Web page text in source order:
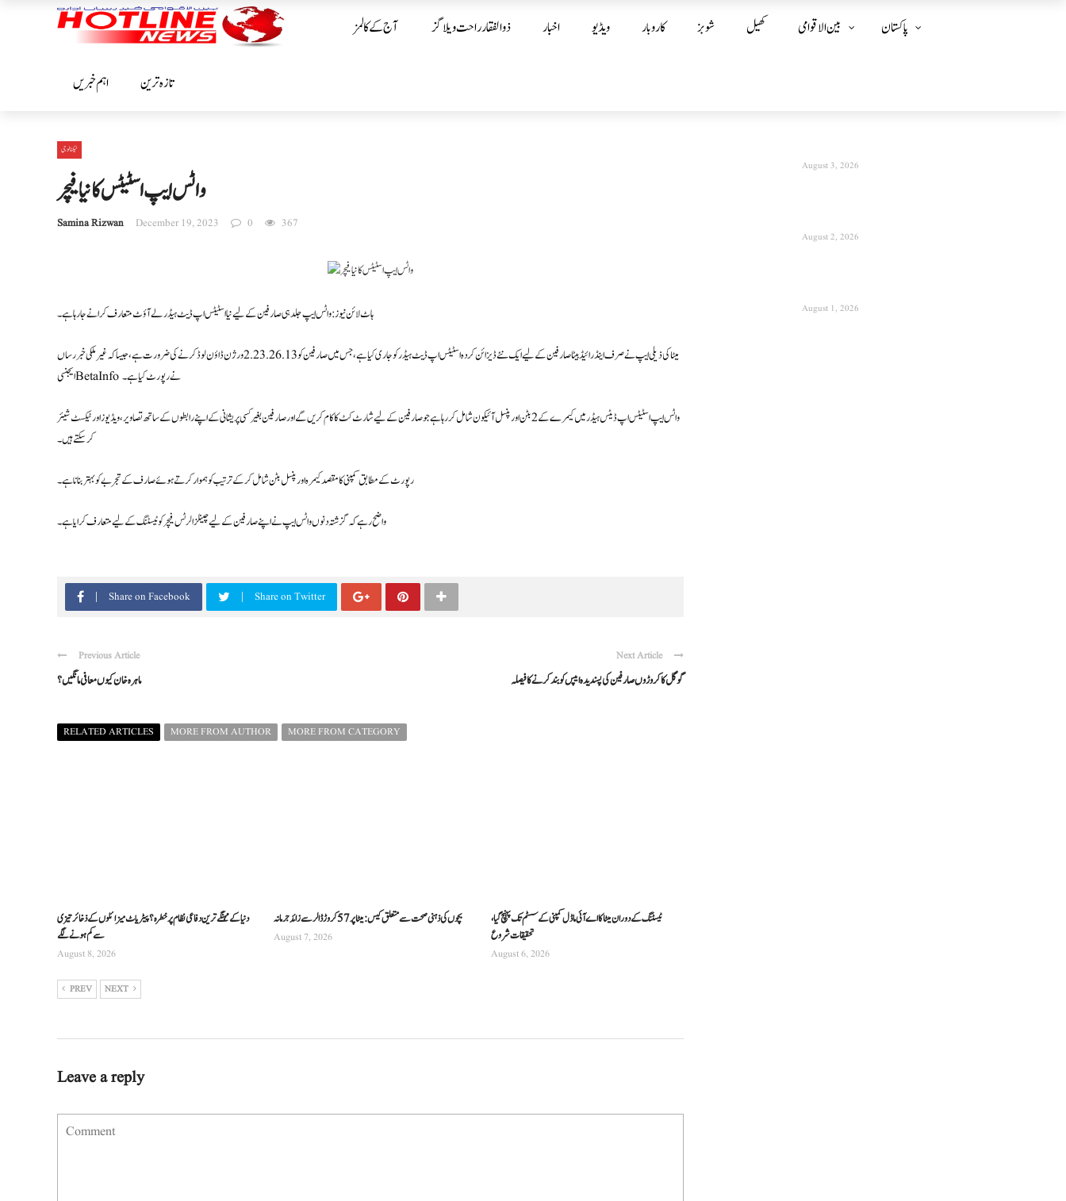
آج کے کالمز ذوالفقار راحت ویلاگز اخبار ویڈیو کاروبار شوبز کھیل بین الا قوامی پاکستان
اہم خبریں تازہ ترین
ٹیکنالوجی
واٹس ایپ اسٹیٹس کا نیا فیچر
Samina Rizwan December 19, 2023 0 367
ہاٹ لائن نیوز : واٹس ایپ جلد ہی صارفین کے لیے نیا اسٹیٹس اپ ڈیٹ ہیڈر لے آؤٹ متعارف کرانے جا رہا ہے۔
میٹا کی ذیلی ایپ نے صرف اینڈرائیڈ بیٹا صارفین کے لیے ایک نئے ڈیزائن کردہ اسٹیٹس اپ ڈیٹ ہیڈر کو جاری کیا ہے، جس میں صارفین کو 2.23.26.13 ورژن ڈاؤن لوڈ کرنے کی ضرورت ہے، جیسا کہ غیر ملکی خبر رساں
ایجنسی BetaInfo نے رپورٹ کیا ہے۔
واٹس ایپ اسٹیٹس اپ ڈیٹس ہیڈر میں کیمرے کے 2 بٹن اور پنسل آئیکون شامل کر رہا ہے جو صارفین کے لیے شارٹ کٹ کا کام کریں گے اور صارفین بغیر کسی پریشانی کے اپنے رابطوں کے ساتھ تصاویر، ویڈیوز اور ٹیکسٹ شیئر
کر سکتے ہیں۔
رپورٹ کے مطابق کمپنی کا مقصد کیمرہ اور پنسل بٹن شامل کرکے ترتیب کو ہموار کرتے ہوئے صارف کے تجربے کو بہتر بنانا ہے۔
واضح رہے کہ گزشتہ دنوں واٹس ایپ نے اپنے صارفین کے لیے چینلز الرٹس فیچر کو ٹیسٹنگ کے لیے متعارف کرایا ہے۔
Share on Facebook Share on Twitter
Previous Article
ماہرہ خان کیوں معافی مانگیں ؟
Next Article
گوگل کاکروڑوں صارفین کی پسندیدہ ایپس کوبندکرنےکافیصلہ
RELATED ARTICLES MORE FROM AUTHOR MORE FROM CATEGORY
دنیا کے مہنگے ترین دفاعی نظام پر خطرہ؟ پیٹریاٹ میزائلوں کے ذخائر تیزی
سے کم ہونے لگے
August 8, 2026
بچوں کی ذہنی صحت سے متعلق کیس: میٹا پر 57 کروڑ ڈالر سے زائد جرمانہ
August 7, 2026
ٹیسٹنگ کے دوران میٹا کا اے آئی ماڈل کمپنی کے سسٹم تک پہنچ گیا،
تحقیقات شروع
August 6, 2026
PREV NEXT
Leave a reply
August 3, 2026
August 2, 2026
August 1, 2026